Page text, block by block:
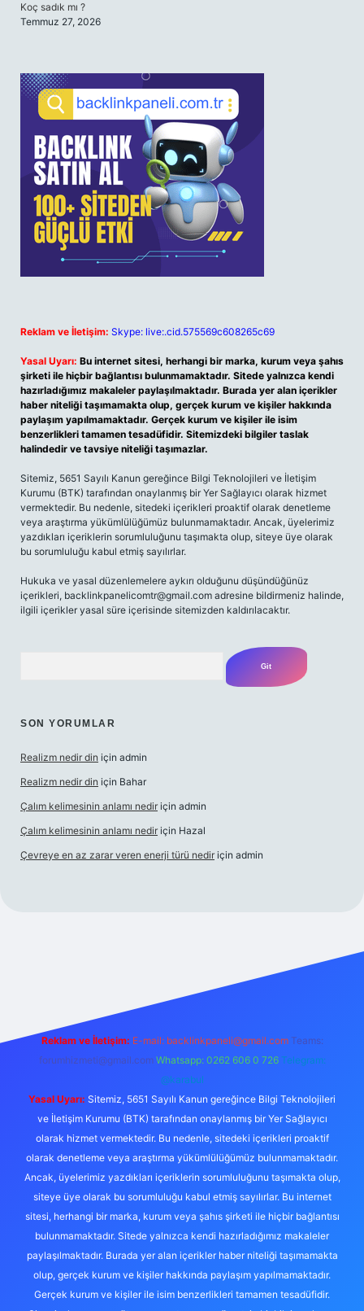
Koç sadık mı ?
Temmuz 27, 2026
Reklam ve İletişim: Skype: live:.cid.575569c608265c69
Yasal Uyarı: Bu internet sitesi, herhangi bir marka, kurum veya şahıs
şirketi ile hiçbir bağlantısı bulunmamaktadır. Sitede yalnızca kendi
hazırladığımız makaleler paylaşılmaktadır. Burada yer alan içerikler
haber niteliği taşımamakta olup, gerçek kurum ve kişiler hakkında
paylaşım yapılmamaktadır. Gerçek kurum ve kişiler ile isim
benzerlikleri tamamen tesadüfidir. Sitemizdeki bilgiler taslak
halindedir ve tavsiye niteliği taşımazlar.
Sitemiz, 5651 Sayılı Kanun gereğince Bilgi Teknolojileri ve İletişim
Kurumu (BTK) tarafından onaylanmış bir Yer Sağlayıcı olarak hizmet
vermektedir. Bu nedenle, sitedeki içerikleri proaktif olarak denetleme
veya araştırma yükümlülüğümüz bulunmamaktadır. Ancak, üyelerimiz
yazdıkları içeriklerin sorumluluğunu taşımakta olup, siteye üye olarak
bu sorumluluğu kabul etmiş sayılırlar.
Hukuka ve yasal düzenlemelere aykırı olduğunu düşündüğünüz
içerikleri, backlinkpanelicomtr@gmail.com adresine bildirmeniz halinde,
ilgili içerikler yasal süre içerisinde sitemizden kaldırılacaktır.
SON YORUMLAR
Realizm nedir din için admin
Realizm nedir din için Bahar
Çalım kelimesinin anlamı nedir için admin
Çalım kelimesinin anlamı nedir için Hazal
Çevreye en az zarar veren enerji türü nedir için admin
Reklam ve İletişim: E-mail: backlinkpaneli@gmail.com Teams:
forumhizmeti@gmail.com Whatsapp: 0262 606 0 726 Telegram:
@karabul
Yasal Uyarı: Sitemiz, 5651 Sayılı Kanun gereğince Bilgi Teknolojileri
ve İletişim Kurumu (BTK) tarafından onaylanmış bir Yer Sağlayıcı
olarak hizmet vermektedir. Bu nedenle, sitedeki içerikleri proaktif
olarak denetleme veya araştırma yükümlülüğümüz bulunmamaktadır.
Ancak, üyelerimiz yazdıkları içeriklerin sorumluluğunu taşımakta olup,
siteye üye olarak bu sorumluluğu kabul etmiş sayılırlar. Bu internet
sitesi, herhangi bir marka, kurum veya şahıs şirketi ile hiçbir bağlantısı
bulunmamaktadır. Sitede yalnızca kendi hazırladığımız makaleler
paylaşılmaktadır. Burada yer alan içerikler haber niteliği taşımamakta
olup, gerçek kurum ve kişiler hakkında paylaşım yapılmamaktadır.
Gerçek kurum ve kişiler ile isim benzerlikleri tamamen tesadüfidir.